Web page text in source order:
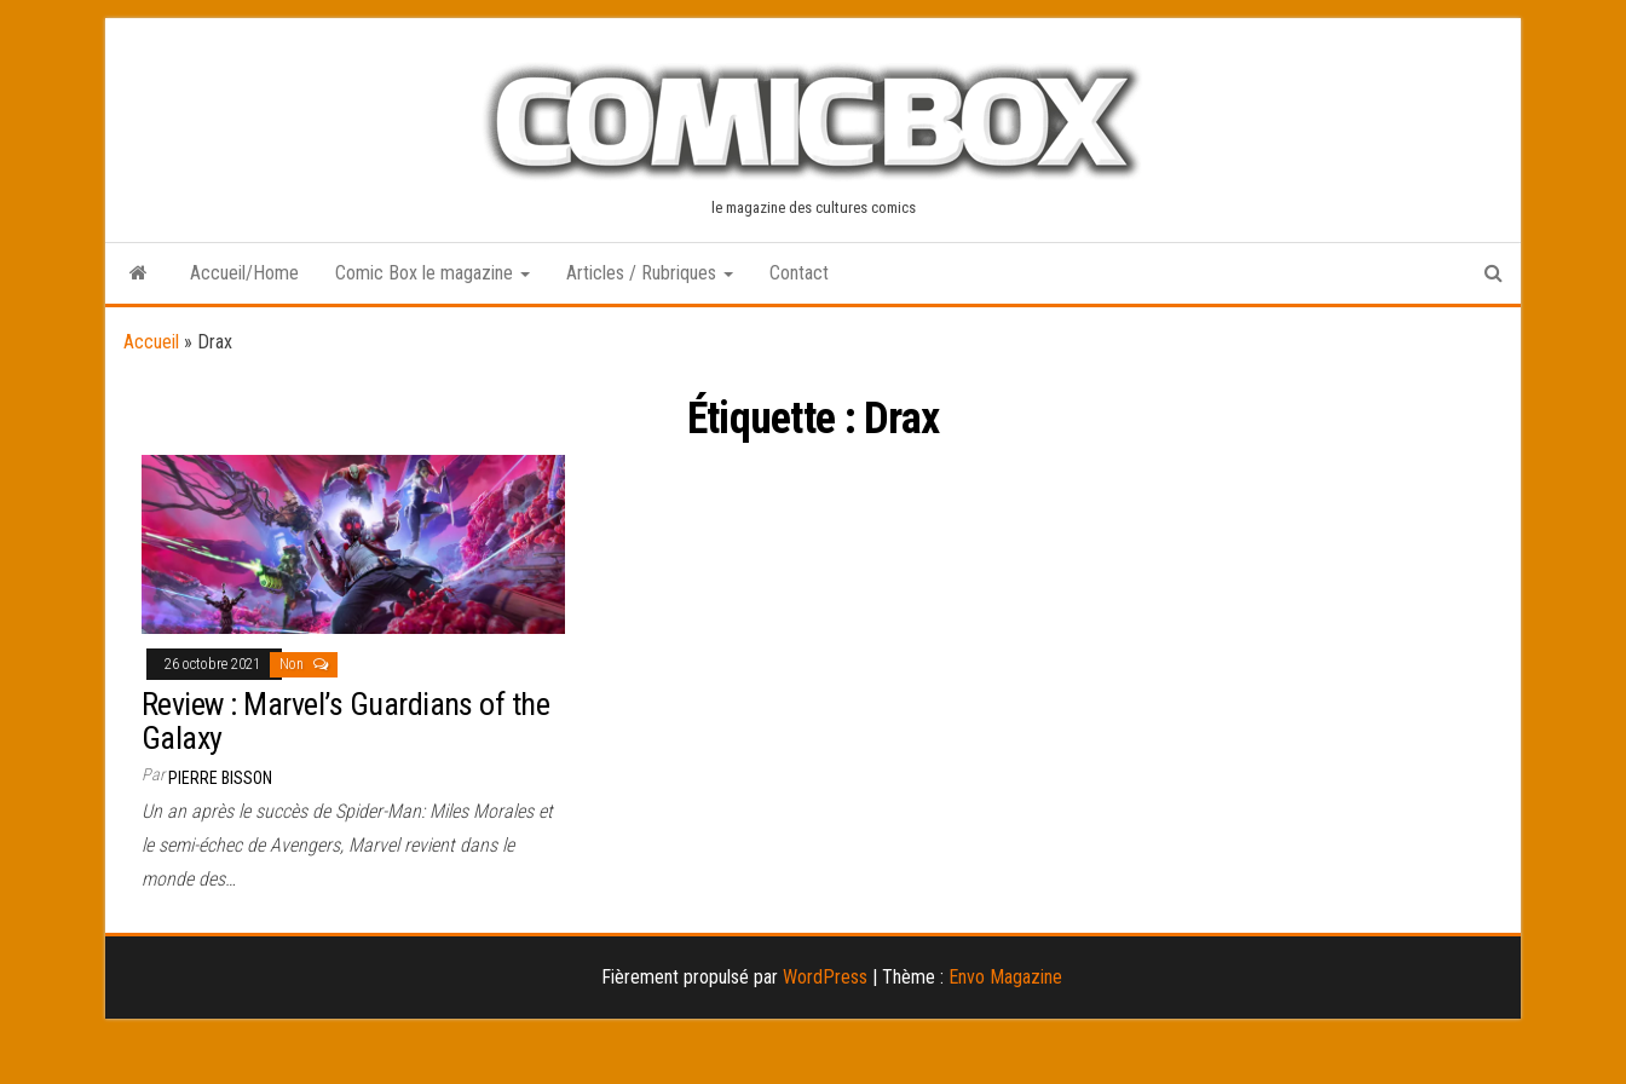
le magazine des cultures comics
Accueil/Home Comic Box le magazine Articles / Rubriques Contact
Accueil » Drax
Étiquette : Drax
26 octobre 2021 Non
Review : Marvel’s Guardians of the
Galaxy
ParPIERRE BISSON
Un an après le succès de Spider-Man: Miles Morales et
le semi-échec de Avengers, Marvel revient dans le
monde des…
Fièrement propulsé par WordPress | Thème : Envo Magazine